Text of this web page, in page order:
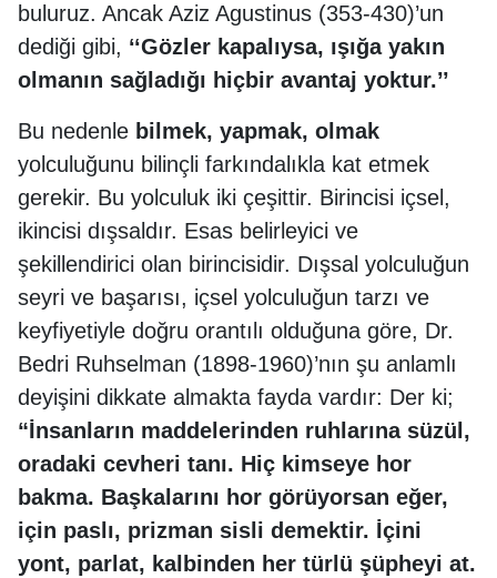
buluruz. Ancak Aziz Agustinus (353-430)’un
dediği gibi, ‘‘Gözler kapalıysa, ışığa yakın
olmanın sağladığı hiçbir avantaj yoktur.’’
Bu nedenle bilmek, yapmak, olmak
yolculuğunu bilinçli farkındalıkla kat etmek
gerekir. Bu yolculuk iki çeşittir. Birincisi içsel,
ikincisi dışsaldır. Esas belirleyici ve
şekillendirici olan birincisidir. Dışsal yolculuğun
seyri ve başarısı, içsel yolculuğun tarzı ve
keyfiyetiyle doğru orantılı olduğuna göre, Dr.
Bedri Ruhselman (1898-1960)’nın şu anlamlı
deyişini dikkate almakta fayda vardır: Der ki;
“İnsanların maddelerinden ruhlarına süzül,
oradaki cevheri tanı. Hiç kimseye hor
bakma. Başkalarını hor görüyorsan eğer,
için paslı, prizman sisli demektir. İçini
yont, parlat, kalbinden her türlü şüpheyi at.